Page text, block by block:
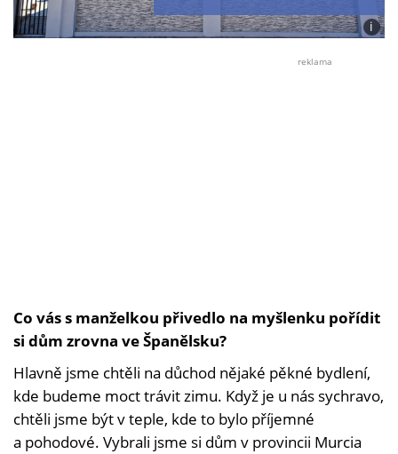
i
Foto:
reklama
Co vás s manželkou přivedlo na myšlenku pořídit
si dům zrovna ve Španělsku?
Hlavně jsme chtěli na důchod nějaké pěkné bydlení,
kde budeme moct trávit zimu. Když je u nás sychravo,
chtěli jsme být v teple, kde to bylo příjemné
a pohodové. Vybrali jsme si dům v provincii Murcia